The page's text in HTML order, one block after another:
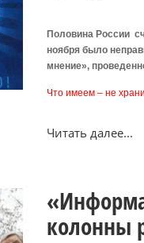
Половина России
ноября было
мнение»,
Что имеем – не
Читать далее...
колонны